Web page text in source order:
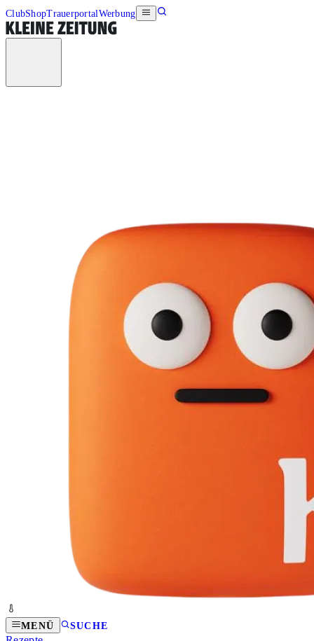
ClubShopTrauerportalWerbung
MENÜ SUCHE